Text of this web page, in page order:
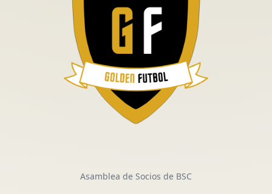
Asamblea de Socios de BSC